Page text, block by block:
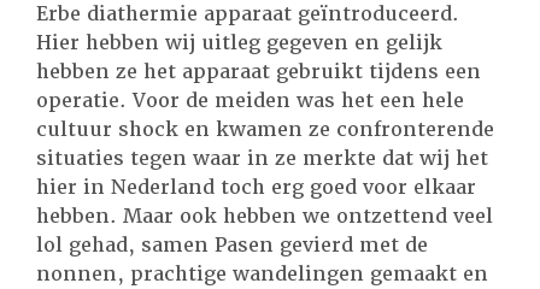
Erbe diathermie apparaat geïntroduceerd.
Hier hebben wij uitleg gegeven en gelijk
hebben ze het apparaat gebruikt tijdens een
operatie. Voor de meiden was het een hele
cultuur shock en kwamen ze confronterende
situaties tegen waar in ze merkte dat wij het
hier in Nederland toch erg goed voor elkaar
hebben. Maar ook hebben we ontzettend veel
lol gehad, samen Pasen gevierd met de
nonnen, prachtige wandelingen gemaakt en